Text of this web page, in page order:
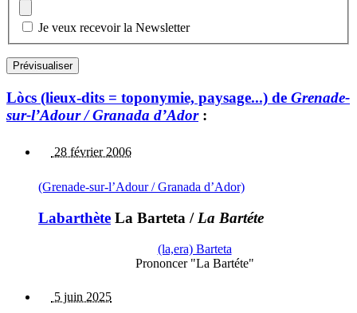
Je veux recevoir la Newsletter
Lòcs (lieux-dits = toponymie, paysage...) de Grenade-
sur-l’Adour / Granada d’Ador:
28 février 2006
(Grenade-sur-l’Adour / Granada d’Ador)
Labarthète La Barteta / La Bartéte
(la,era) Barteta
Prononcer "La Bartéte"
5 juin 2025